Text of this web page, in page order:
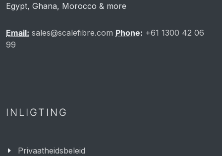
Egypt, Ghana, Morocco & more
Email: sales@scalefibre.com Phone: +61 1300 42 06
99
INLIGTING
Privaatheidsbeleid